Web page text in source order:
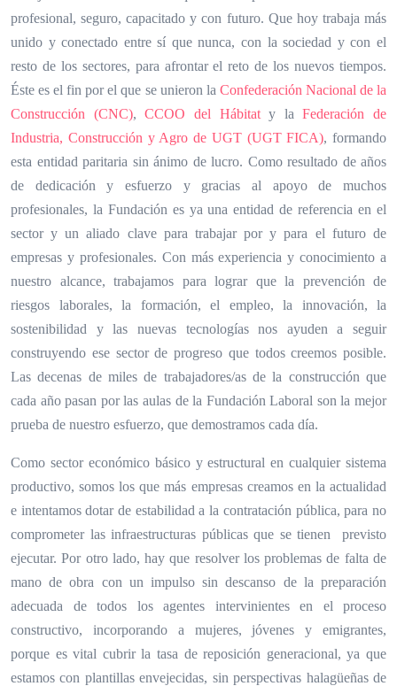
profesional, seguro, capacitado y con futuro. Que hoy trabaja más
unido y conectado entre sí que nunca, con la sociedad y con el
resto de los sectores, para afrontar el reto de los nuevos tiempos.
Éste es el fin por el que se unieron la Confederación Nacional de la
Construcción (CNC),CCOO del Hábitaty laFederación de
Industria, Construcción y Agro de UGT (UGT FICA), formando
esta entidad paritaria sin ánimo de lucro. Como resultado de años
de dedicación y esfuerzo y gracias al apoyo de muchos
profesionales, la Fundación es ya una entidad de referencia en el
sector y un aliado clave para trabajar por y para el futuro de
empresas y profesionales. Con más experiencia y conocimiento a
nuestro alcance, trabajamos para lograr que la prevención de
riesgos laborales, la formación, el empleo, la innovación, la
sostenibilidad y las nuevas tecnologías nos ayuden a seguir
construyendo ese sector de progreso que todos creemos posible.
Las decenas de miles de trabajadores/as de la construcción que
cada año pasan por las aulas de la Fundación Laboral son la mejor
prueba de nuestro esfuerzo, que demostramos cada día.
Como sector económico básico y estructural en cualquier sistema
productivo, somos los que más empresas creamos en la actualidad
e intentamos dotar de estabilidad a la contratación pública, para no
comprometer las infraestructuras públicas que se tienen previsto
ejecutar. Por otro lado, hay que resolver los problemas de falta de
mano de obra con un impulso sin descanso de la preparación
adecuada de todos los agentes intervinientes en el proceso
constructivo, incorporando a mujeres, jóvenes y emigrantes,
porque es vital cubrir la tasa de reposición generacional, ya que
estamos con plantillas envejecidas, sin perspectivas halagüeñas de